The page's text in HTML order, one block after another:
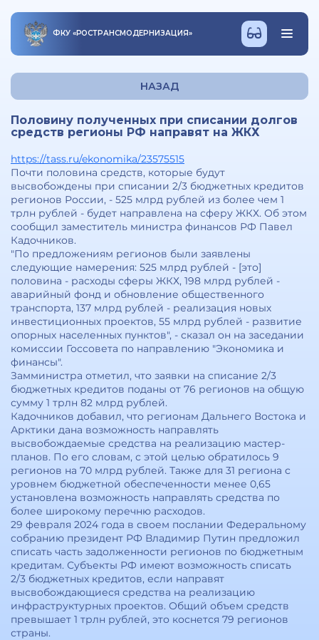
ФКУ «РОСТРАНСМОДЕРНИЗАЦИЯ»
НАЗАД
Половину полученных при списании долгов
средств регионы РФ направят на ЖКХ
https://tass.ru/ekonomika/23575515
Почти половина средств, которые будут
высвобождены при списании 2/3 бюджетных кредитов
регионов России, - 525 млрд рублей из более чем 1
трлн рублей - будет направлена на сферу ЖКХ. Об этом
сообщил заместитель министра финансов РФ Павел
Кадочников.
"По предложениям регионов были заявлены
следующие намерения: 525 млрд рублей - [это]
половина - расходы сферы ЖКХ, 198 млрд рублей -
аварийный фонд и обновление общественного
транспорта, 137 млрд рублей - реализация новых
инвестиционных проектов, 55 млрд рублей - развитие
опорных населенных пунктов", - сказал он на заседании
комиссии Госсовета по направлению "Экономика и
финансы".
Замминистра отметил, что заявки на списание 2/3
бюджетных кредитов поданы от 76 регионов на общую
сумму 1 трлн 82 млрд рублей.
Кадочников добавил, что регионам Дальнего Востока и
Арктики дана возможность направлять
высвобождаемые средства на реализацию мастер-
планов. По его словам, с этой целью обратилось 9
регионов на 70 млрд рублей. Также для 31 региона с
уровнем бюджетной обеспеченности менее 0,65
установлена возможность направлять средства по
более широкому перечню расходов.
29 февраля 2024 года в своем послании Федеральному
собранию президент РФ Владимир Путин предложил
списать часть задолженности регионов по бюджетным
кредитам. Субъекты РФ имеют возможность списать
2/3 бюджетных кредитов, если направят
высвобождающиеся средства на реализацию
инфраструктурных проектов. Общий объем средств
превышает 1 трлн рублей, это коснется 79 регионов
страны.